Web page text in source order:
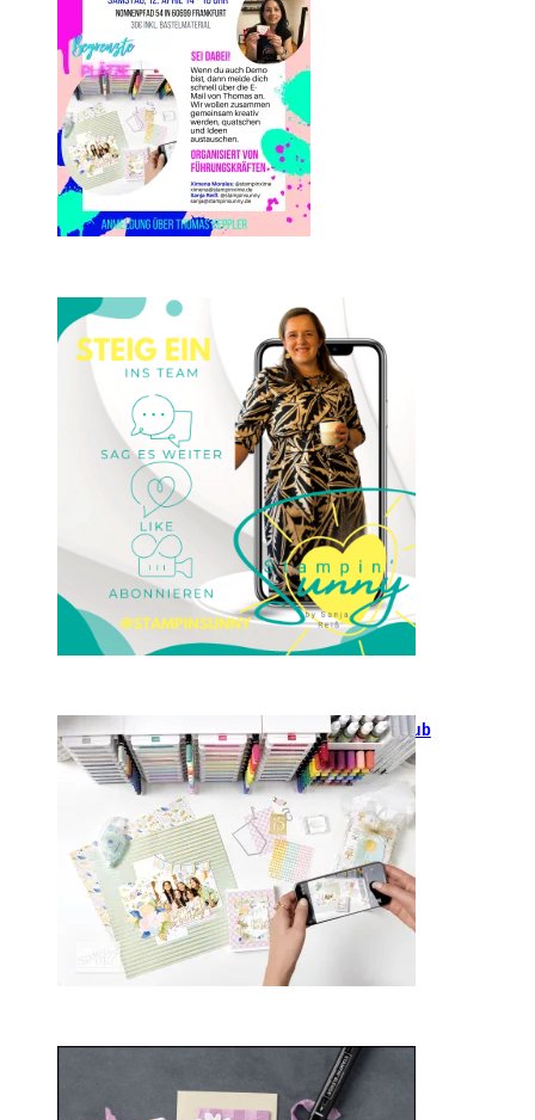
Einsteigen 2025 im Team
Stampin‘ Sunny
23. Januar 2025
GANZ NEU: Scrapbooking Club
2025
21. Januar 2025
Sale-a-bration 2025
20. Januar 2025